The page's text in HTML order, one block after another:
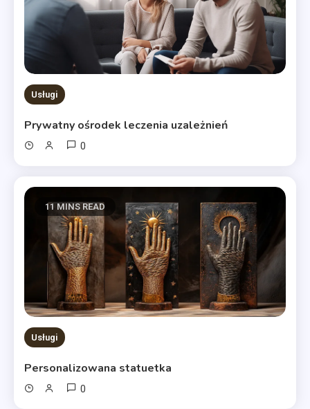
Usługi
Prywatny ośrodek leczenia uzależnień
0
11 MINS READ
Usługi
Personalizowana statuetka
0